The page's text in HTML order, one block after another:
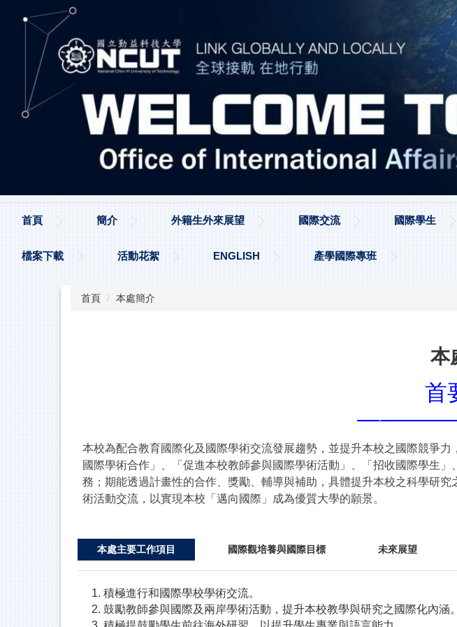
首頁 簡介 外籍生外來展望 國際交流 國際學生
檔案下載 活動花絮 ENGLISH 產學國際專班
首頁 本處簡介
本
首
————
本校為配合教育國際化及國際學術交流發展趨勢，並提升本校之國際競爭
國際學術合作」、「促進本校教師參與國際學術活動」、「招收國際學生
務；期能透過計畫性的合作、獎勵、輔導與補助，具體提升本校之科學研
術活動交流，以實現本校「邁向國際」成為優質大學的願景。
本處主要工作項目 國際觀培養與國際目標 未來展望
1. 積極進行和國際學校學術交流。
2. 鼓勵教師參與國際及兩岸學術活動，提升本校教學與研究之國際化內涵。